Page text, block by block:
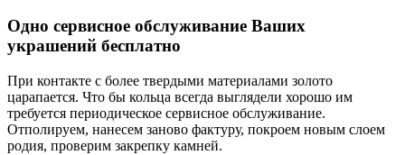
Одно сервисное обслуживание Ваших
украшений бесплатно
При контакте с более твердыми материалами золото
царапается. Что бы кольца всегда выглядели хорошо им
требуется периодическое сервисное обслуживание.
Отполируем, нанесем заново фактуру, покроем новым слоем
родия, проверим закрепку камней.